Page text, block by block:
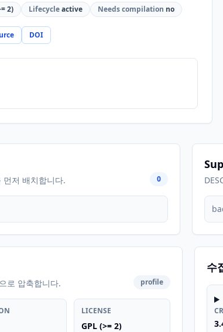
2) Lifecycleactive Needs compilation no
DOI
먼저 배치합니다. 0
로 압축합니다. profile
LICENSE
GPL (>= 2)
수